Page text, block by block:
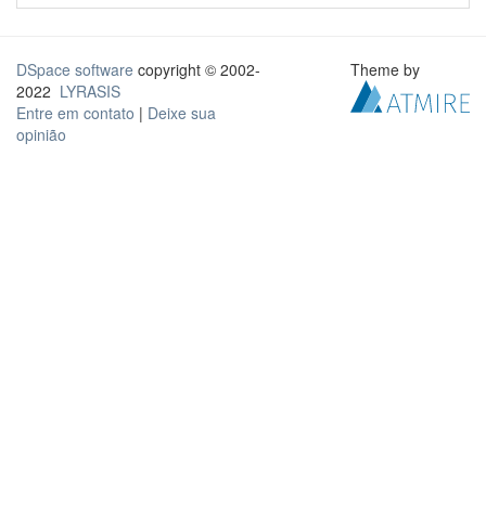
DSpace software copyright © 2002-
2022 LYRASIS
Entre em contato | Deixe sua
opinião
Theme by